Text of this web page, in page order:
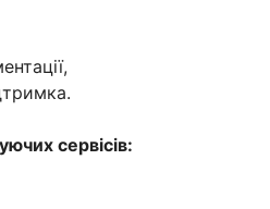
сервісів: